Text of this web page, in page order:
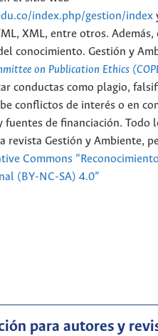
index.php/gestion/index
XML, entre otros.
conocimiento. Gestión y
on Publication Ethics
conductas como plagio,
conflictos de interés o en
de financiación. Todo
revista Gestión y Ambiente,
Commons
(BY-NC-SA) 4.0”
para autores y